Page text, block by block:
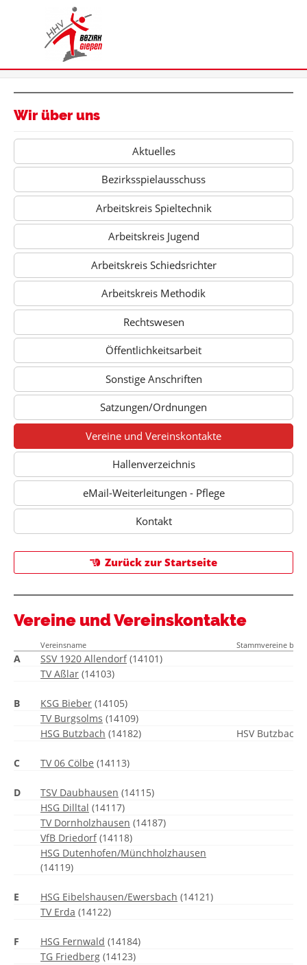
Wir über uns
Aktuelles
Bezirksspielausschuss
Arbeitskreis Spieltechnik
Arbeitskreis Jugend
Arbeitskreis Schiedsrichter
Arbeitskreis Methodik
Rechtswesen
Öffentlichkeitsarbeit
Sonstige Anschriften
Satzungen/Ordnungen
Vereine und Vereinskontakte
Hallenverzeichnis
eMail-Weiterleitungen - Pflege
Kontakt
Zurück zur Startseite
Vereine und Vereinskontakte
Vereinsname Stammvereine bei
A SSV 1920 Allendorf(14101)
TV Aßlar (14103)
B KSG Bieber (14105)
TV Burgsolms (14109)
HSG Butzbach (14182) HSV
C TV 06 Cölbe (14113)
D TSV Daubhausen (14115)
HSG Dilltal (14117)
TV Dornholzhausen (14187)
VfB Driedorf(14118)
HSG Dutenhofen/Münchholzhausen
(14119)
E HSG Eibelshausen/Ewersbach (14121)
TV Erda (14122)
F HSG Fernwald (14184)
TG Friedberg (14123)